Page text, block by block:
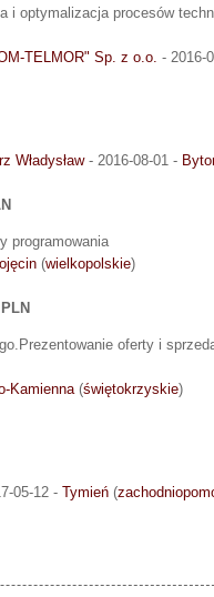
i optymalizacja procesów
TELMOR" Sp. z o.o. - 2016-
Władysław- 2016-08-01 -
programowania
(wielkopolskie)
oferty i
Kamienna (świętokrzyskie)
05-12 - Tymień (